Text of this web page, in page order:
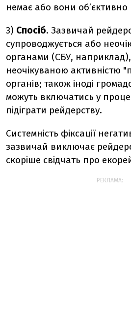
немає або вони об’єктивно
3) Спосіб. Зазвичай
супроводжується або
органами (СБУ,
неочікуваною активністю
органів; також іноді
можуть включатись у
підіграти рейдерству.
Системність фіксації
зазвичай виключає
скоріше свідчать про
РЕКЛАМА: